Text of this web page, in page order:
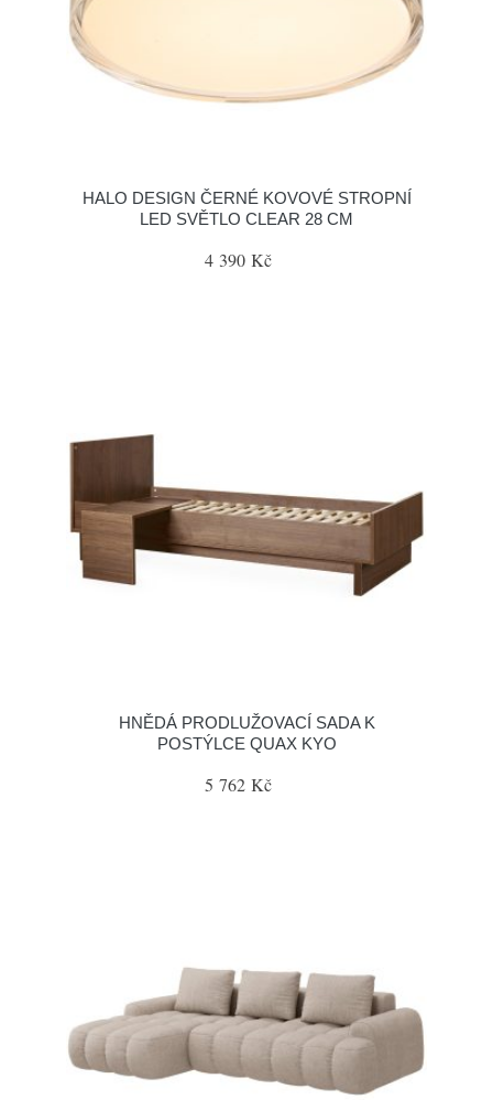
HALO DESIGN ČERNÉ KOVOVÉ STROPNÍ
LED SVĚTLO CLEAR 28 CM
4 390 Kč
HNĚDÁ PRODLUŽOVACÍ SADA K
POSTÝLCE QUAX KYO
5 762 Kč